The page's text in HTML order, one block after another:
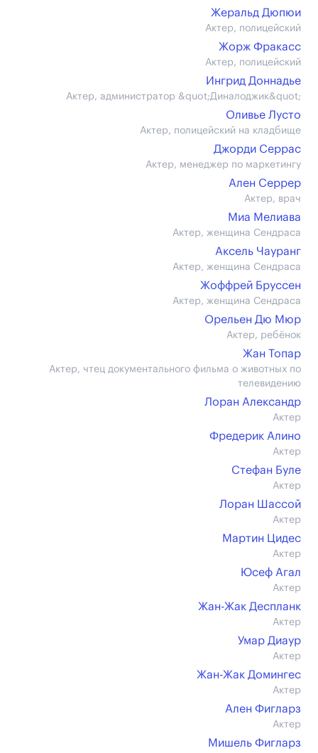
Жеральд Дюпюи
Актер, полицейский
Жорж Фракасс
Актер, полицейский
Ингрид Доннадье
Актер, администратор &quot;Диналоджик&quot;
Оливье Лусто
Актер, полицейский на кладбище
Джорди Серрас
Актер, менеджер по маркетингу
Ален Серрер
Актер, врач
Миа Мелиава
Актер, женщина Сендраса
Аксель Чауранг
Актер, женщина Сендраса
Жоффрей Бруссен
Актер, женщина Сендраса
Орельен Дю Мюр
Актер, ребёнок
Жан Топар
Актер, чтец документального фильма о животных по
телевидению
Лоран Александр
Актер
Фредерик Алино
Актер
Стефан Буле
Актер
Лоран Шассой
Актер
Мартин Цидес
Актер
Юсеф Агал
Актер
Жан-Жак Деспланк
Актер
Умар Диаур
Актер
Жан-Жак Домингес
Актер
Ален Фигларз
Актер
Мишель Фигларз